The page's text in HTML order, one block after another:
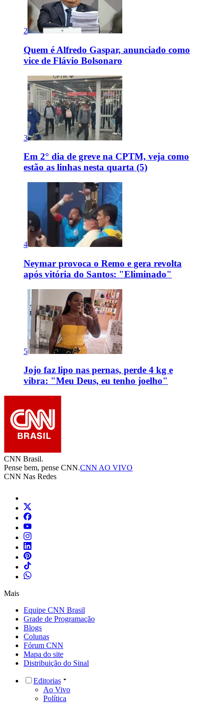
2
Quem é Alfredo Gaspar, anunciado como
vice de Flávio Bolsonaro
3
Em 2° dia de greve na CPTM, veja como
estão as linhas nesta quarta (5)
4
Neymar provoca o Remo e gera revolta
após vitória do Santos: "Eliminado"
5
Jojo faz lipo nas pernas, perde 4 kg e
vibra: "Meu Deus, eu tenho joelho"
CNN Brasil.
Pense bem, pense CNN.CNN AO VIVO
CNN Nas Redes
Mais
Equipe CNN Brasil
Grade de Programação
Blogs
Colunas
Fórum CNN
Mapa do site
Distribuição do Sinal
Editorias
Ao Vivo
Política